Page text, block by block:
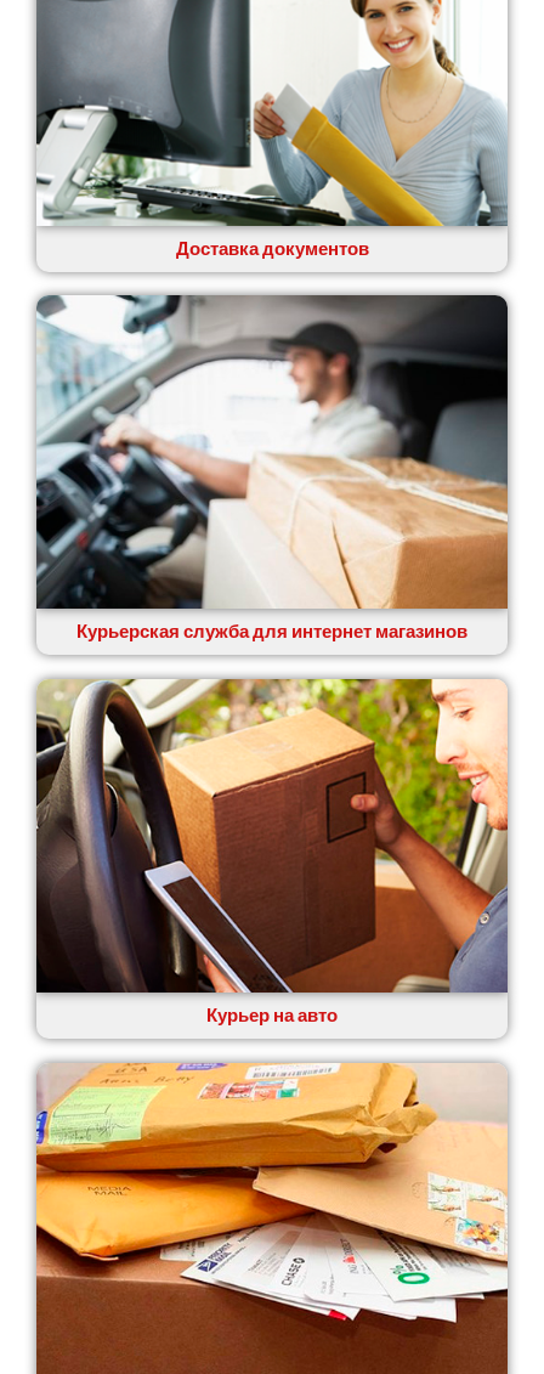
Доставка документов
Курьерская служба для интернет магазинов
Курьер на авто